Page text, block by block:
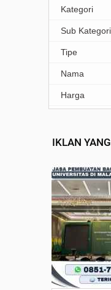
Kategori
Sub Kategori
Tipe
Nama
Harga
IKLAN